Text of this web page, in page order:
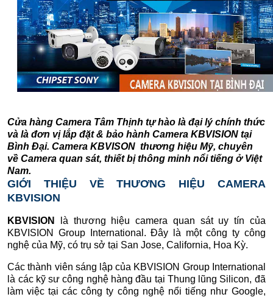
Cửa hàng Camera Tâm Thịnh tự hào là đại lý chính thức
và là đơn vị lắp đặt & bảo hành Camera KBVISION tại
Bình Đại. Camera KBVISON thương hiệu Mỹ, chuyên
về Camera quan sát, thiết bị thông minh nổi tiếng ở Việt
Nam.
GIỚI THIỆU VỀ THƯƠNG HIỆU CAMERA
KBVISION
KBVISION
là thương hiệu camera quan sát uy tín của
KBVISION Group International. Đây là một công ty công
nghệ của Mỹ, có trụ sở tại San Jose, California, Hoa Kỳ.
Các thành viên sáng lập của KBVISION Group International
là các kỹ sư công nghệ hàng đầu tại Thung lũng Silicon, đã
làm việc tại các công ty công nghệ nổi tiếng như Google,